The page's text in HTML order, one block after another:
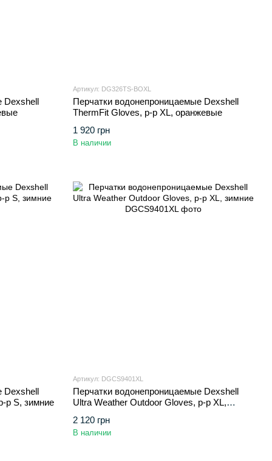
Dexshell
Артикул: DG326TS-BOXL
Перчатки водонепроницаемые Dexshell
ThermFit Gloves, p-p XL, оранжевые
1 920 грн
В наличии
Dexshell
p S, зимние
Артикул: DGCS9401XL
Перчатки водонепроницаемые Dexshell
Ultra Weather Outdoor Gloves, p-p XL,
2 120 грн
В наличии